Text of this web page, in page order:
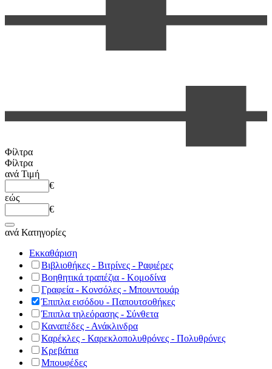
Φίλτρα
Φίλτρα
ανά Τιμή
€
εώς
€
ανά Κατηγορίες
Εκκαθάριση
Βιβλιοθήκες - Βιτρίνες - Ραφιέρες
Βοηθητικά τραπέζια - Κομοδίνα
Γραφεία - Κονσόλες - Μπουντουάρ
Έπιπλα εισόδου - Παπουτσοθήκες
Έπιπλα τηλεόρασης - Σύνθετα
Καναπέδες - Ανάκλινδρα
Καρέκλες - Καρεκλοπολυθρόνες - Πολυθρόνες
Κρεβάτια
Μπουφέδες